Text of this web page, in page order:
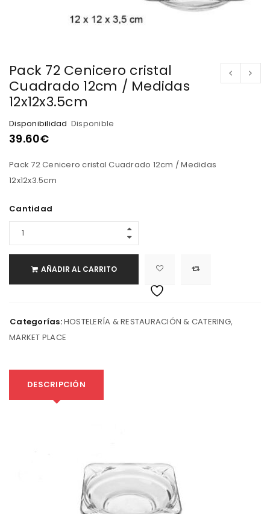
Pack 72 Cenicero cristal
Cuadrado 12cm / Medidas
12x12x3.5cm
Disponibilidad Disponible
39.60€
Pack 72 Cenicero cristal Cuadrado 12cm / Medidas
12x12x3.5cm
Cantidad
AÑADIR AL CARRITO
Categorías:HOSTELERÍA & RESTAURACIÓN & CATERING,
MARKET PLACE
DESCRIPCIÓN